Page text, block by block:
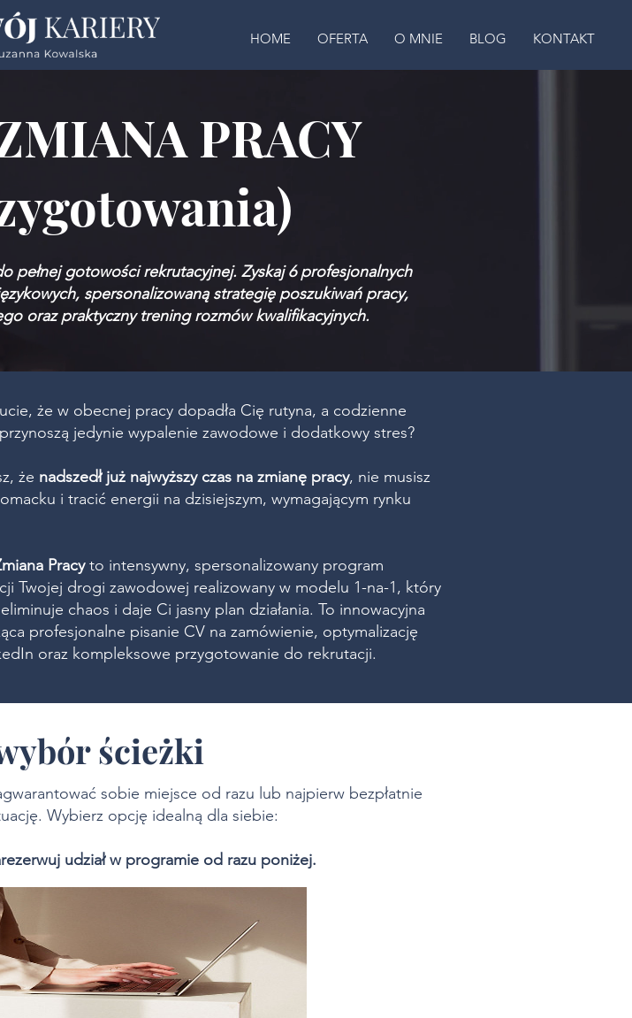
HOME OFERTA O MNIE BLOG KONTAKT
PRACY
pełnej gotowości rekrutacyjnej. Zyskaj 6 profesjonalnych
spersonalizowaną strategię poszukiwań pracy,
oraz praktyczny trening rozmów kwalifikacyjnych.
że w obecnej pracy dopadła Cię rutyna, a codzienne
jedynie wypalenie zawodowe i dodatkowy stres?
że nadszedł już najwyższy czas na zmianę pracy, nie musisz
i tracić energii na dzisiejszym, wymagającym rynku
Pracyto intensywny, spersonalizowany program
Twojej drogi zawodowej realizowany w modelu 1-na-1, który
chaos i daje Ci jasny plan działania. To innowacyjna
profesjonalne pisanie CV na zamówienie, optymalizację
oraz kompleksowe przygotowanie do rekrutacji.
ścieżki
sobie miejsce od razu lub najpierw bezpłatnie
Wybierz opcję idealną dla siebie:
udział w programie od razu poniżej.